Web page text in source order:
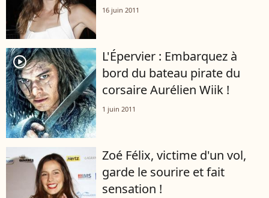
16 juin 2011
player2
L'Épervier : Embarquez à
bord du bateau pirate du
corsaire Aurélien Wiik !
1 juin 2011
Zoé Félix, victime d'un vol,
garde le sourire et fait
sensation !